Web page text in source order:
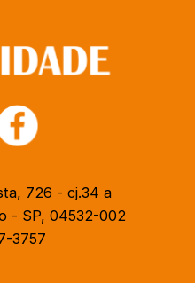
726 - cj.34 a
- SP, 04532-002
3757